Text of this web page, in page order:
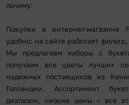
почему:
Покупки в интернет-магазине
удобно: на сайте работает
Мы предлагаем наборы с
получаем все цветы лучших
надежных поставщиков из
Голландии. Ассортимент
диапазон, низкие цены – все